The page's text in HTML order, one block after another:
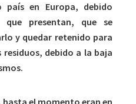
en Europa, debido
presentan, que se
y quedar retenido para
debido a la baja